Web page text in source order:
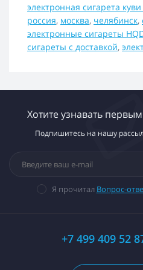
электронная сигарета
россия, москва, челябинск,
электронные сигареты
сигареты с доставкой,
Хотите узнавать
Подпишитесь на нашу
Я прочитал Вопрос-
+7 499 409 52